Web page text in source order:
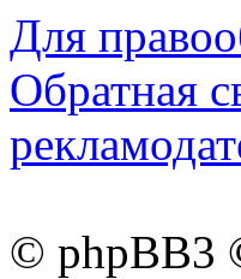
Для
Обратная
© phpBB3